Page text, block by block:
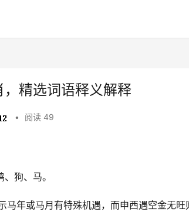
精选词语释义解释
• 阅读 49
狗、马。
马年或马月有特殊机遇，而申西遇空金无旺